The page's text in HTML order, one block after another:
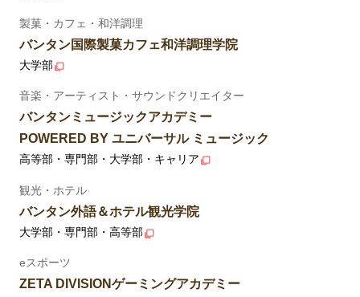
製菓・カフェ・和洋調理
バンタン国際製菓カフェ和洋調理学院
大学部
音楽・アーティスト・サウンドクリエイター
バンタンミュージックアカデミー
POWERED BY ユニバーサル ミュージック
高等部・専門部・大学部・キャリア
観光・ホテル
バンタン外語＆ホテル観光学院
大学部・専門部・高等部
eスポーツ
ZETA DIVISIONゲーミングアカデミー